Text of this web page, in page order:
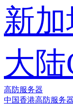
新
大
高防服务器
中国香港高防服务器